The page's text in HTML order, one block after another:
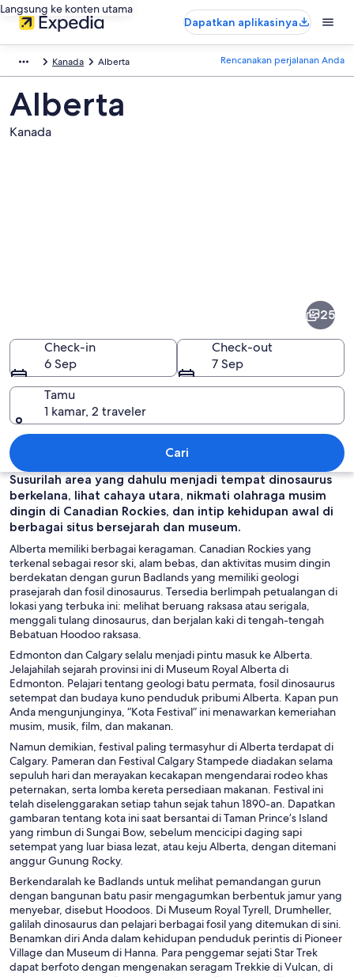
Langsung ke konten utama
Dapatkan aplikasinya
Kanada Alberta Rencanakan perjalanan Anda
Alberta
Kanada
25
Check-in
6 Sep
Check-out
7 Sep
Tamu
1 kamar, 2 traveler
Cari
Susurilah area yang dahulu menjadi tempat dinosaurus
berkelana, lihat cahaya utara, nikmati olahraga musim
dingin di Canadian Rockies, dan intip kehidupan awal di
berbagai situs bersejarah dan museum.
Alberta memiliki berbagai keragaman. Canadian Rockies yang
terkenal sebagai resor ski, alam bebas, dan aktivitas musim dingin
berdekatan dengan gurun Badlands yang memiliki geologi
prasejarah dan fosil dinosaurus. Tersedia berlimpah petualangan di
lokasi yang terbuka ini: melihat beruang raksasa atau serigala,
menggali tulang dinosaurus, dan berjalan kaki di tengah-tengah
Bebatuan Hoodoo raksasa.
Edmonton dan Calgary selalu menjadi pintu masuk ke Alberta.
Jelajahilah sejarah provinsi ini di Museum Royal Alberta di
Edmonton. Pelajari tentang geologi batu permata, fosil dinosaurus
setempat dan budaya kuno penduduk pribumi Alberta. Kapan pun
Anda mengunjunginya, “Kota Festival” ini menawarkan kemeriahan
musim, musik, film, dan makanan.
Namun demikian, festival paling termasyhur di Alberta terdapat di
Calgary. Pameran dan Festival Calgary Stampede diadakan selama
sepuluh hari dan merayakan kecakapan mengendarai rodeo khas
peternakan, serta lomba kereta persediaan makanan. Festival ini
telah diselenggarakan setiap tahun sejak tahun 1890-an. Dapatkan
gambaran tentang kota ini saat bersantai di Taman Prince’s Island
yang rimbun di Sungai Bow, sebelum mencicipi daging sapi
setempat yang luar biasa lezat, atau keju Alberta, dengan ditemani
anggur Gunung Rocky.
Berkendaralah ke Badlands untuk melihat pemandangan gurun
dengan bangunan batu pasir mengagumkan berbentuk jamur yang
menyebar, disebut Hoodoos. Di Museum Royal Tyrell, Drumheller,
galilah dinosaurus dan pelajari berbagai fosil yang ditemukan di sini.
Benamkan diri Anda dalam kehidupan penduduk perintis di Pioneer
Village dan Museum di Hanna. Para penggemar sejati Star Trek
dapat berfoto dengan mengenakan seragam Trekkie di Vulcan, di